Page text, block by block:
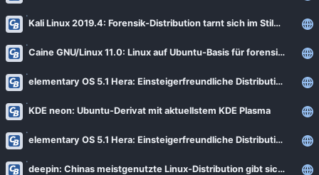
Linux Guides
Linux Umsteiger Kanal
My-IT-Brain
VNotes
Linuxnews.de
MichlFranken
OSB Alliance
Pro-Linux News
Kali Linux 2019.4: Forensik-Distribution tarnt sich im Stile von Windows 10
Caine GNU/Linux 11.0: Linux auf Ubuntu-Basis für forensische Aufgaben
elementary OS 5.1 Hera: Einsteigerfreundliche Distribution im macOS-Stil
KDE neon: Ubuntu-Derivat mit aktuellstem KDE Plasma
elementary OS 5.1 Hera: Einsteigerfreundliche Distribution im macOS-Stil (Update)
deepin: Chinas meistgenutzte Linux-Distribution gibt sich offen